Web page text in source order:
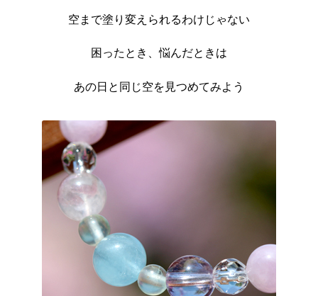
空まで塗り変えられるわけじゃない
困ったとき、悩んだときは
あの日と同じ空を見つめてみよう